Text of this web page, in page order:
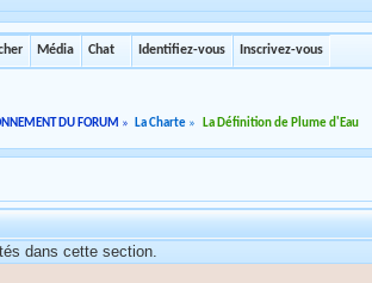
Média Chat Identifiez-vous Inscrivez-vous
DU FORUM » La Charte » La Définition de Plume d'Eau
dans cette section.